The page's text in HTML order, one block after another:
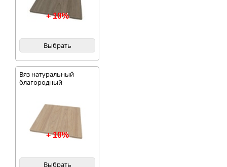
+ 10%
Выбрать
Вяз натуральный
благородный
+ 10%
Выбрать